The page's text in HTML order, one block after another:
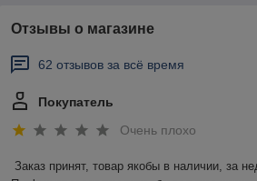
Отзывы о магазине
62 отзывов за всё время
Покупатель
Очень плохо
Заказ принят, товар якобы в наличии, за